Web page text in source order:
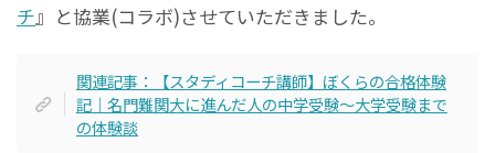
チ』と協業(コラボ)させていただきました。
関連記事：【スタディコーチ講師】ぼくらの合格体験
記｜名門難関大に進んだ人の中学受験～大学受験まで
の体験談